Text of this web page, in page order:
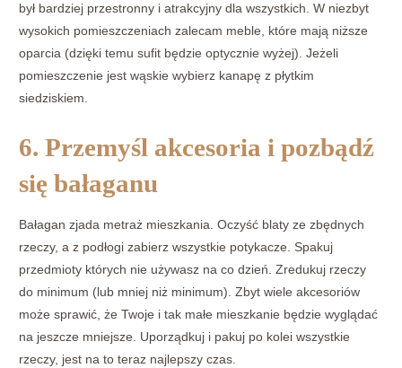
był bardziej przestronny i atrakcyjny dla wszystkich. W niezbyt
wysokich pomieszczeniach zalecam meble, które mają niższe
oparcia (dzięki temu sufit będzie optycznie wyżej). Jeżeli
pomieszczenie jest wąskie wybierz kanapę z płytkim
siedziskiem.
6. Przemyśl akcesoria i pozbądź
się bałaganu
Bałagan zjada metraż mieszkania. Oczyść blaty ze zbędnych
rzeczy, a z podłogi zabierz wszystkie potykacze. Spakuj
przedmioty których nie używasz na co dzień. Zredukuj rzeczy
do minimum (lub mniej niż minimum). Zbyt wiele akcesoriów
może sprawić, że Twoje i tak małe mieszkanie będzie wyglądać
na jeszcze mniejsze. Uporządkuj i pakuj po kolei wszystkie
rzeczy, jest na to teraz najlepszy czas.